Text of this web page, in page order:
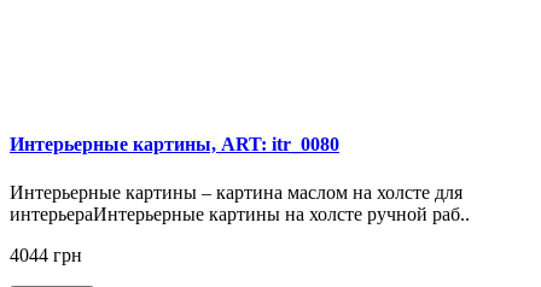
Интерьерные картины, ART: itr_0080
Интерьерные картины – картина маслом на холсте для
интерьераИнтерьерные картины на холсте ручной раб..
4044 грн